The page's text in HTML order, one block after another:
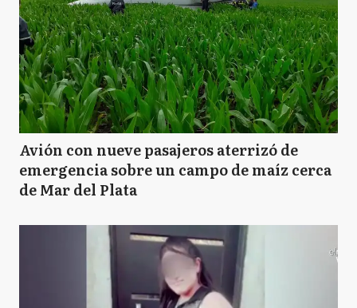
Avión con nueve pasajeros aterrizó de
emergencia sobre un campo de maíz cerca
de Mar del Plata